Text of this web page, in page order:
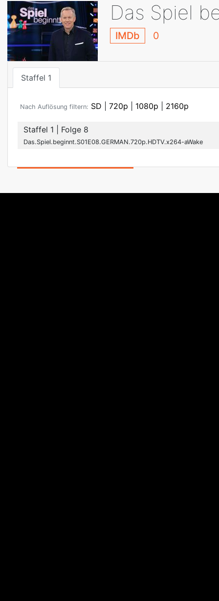
Das Spiel
IMDb 0
Staffel 1
Nach Auflösung filtern: SD 720p 1080p 2160p
Staffel 1 | Folge 8
Das.Spiel.beginnt.S01E08.GERMAN.720p.HDTV.x264-aWake